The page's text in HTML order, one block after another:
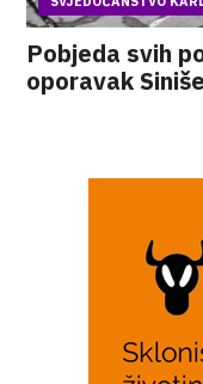
Pobjeda svih
oporavak